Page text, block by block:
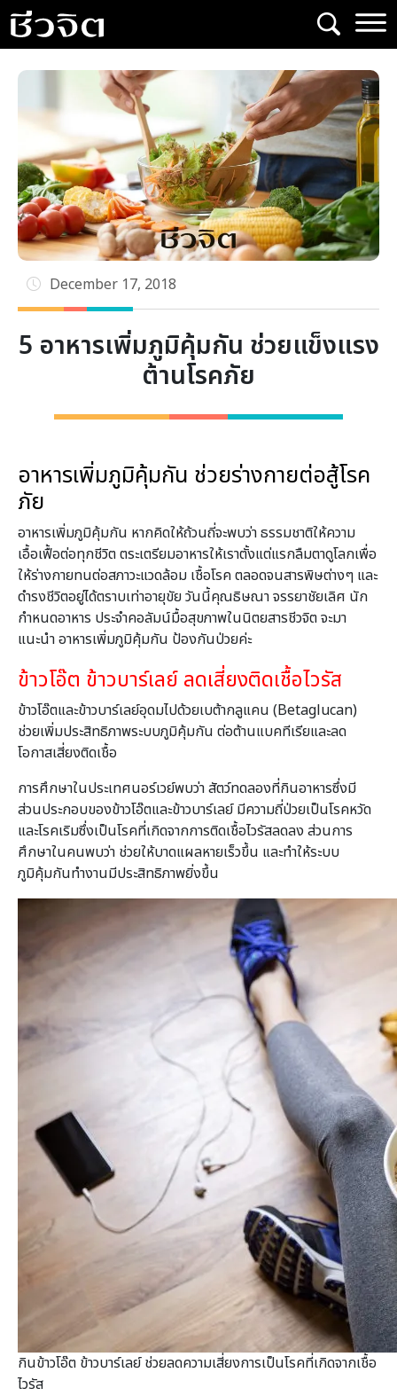
Skip
to
content
December 17, 2018
5 อาหารเพิ่มภูมิคุ้มกัน ช่วยแข็งแรง
ต้านโรคภัย
อาหารเพิ่มภูมิคุ้มกัน ช่วยร่างกายต่อสู้โรค
ภัย
อาหารเพิ่มภูมิคุ้มกัน หากคิดให้ถ้วนถี่จะพบว่า ธรรมชาติให้ความ
เอื้อเฟื้อต่อทุกชีวิต ตระเตรียมอาหารให้เราตั้งแต่แรกลืมตาดูโลกเพื่อ
ให้ร่างกายทนต่อสภาวะแวดล้อม เชื้อโรค ตลอดจนสารพิษต่างๆ และ
ดำรงชีวิตอยู่ได้ตราบเท่าอายุขัย วันนี้คุณธิษณา จรรยาชัยเลิศ นัก
กำหนดอาหาร ประจำคอลัมน์มื้อสุขภาพในนิตยสารชีวจิต จะมา
แนะนำ อาหารเพิ่มภูมิคุ้มกัน ป้องกันป่วยค่ะ
ข้าวโอ๊ต ข้าวบาร์เลย์ ลดเสี่ยงติดเชื้อไวรัส
ข้าวโอ๊ตและข้าวบาร์เลย์อุดมไปด้วยเบต้ากลูแคน (Betaglucan)
ช่วยเพิ่มประสิทธิภาพระบบภูมิคุ้มกัน ต่อต้านแบคทีเรียและลด
โอกาสเสี่ยงติดเชื้อ
การศึกษาในประเทศนอร์เวย์พบว่า สัตว์ทดลองที่กินอาหารซึ่งมี
ส่วนประกอบของข้าวโอ๊ตและข้าวบาร์เลย์ มีความถี่ป่วยเป็นโรคหวัด
และโรคเริมซึ่งเป็นโรคที่เกิดจากการติดเชื้อไวรัสลดลง ส่วนการ
ศึกษาในคนพบว่า ช่วยให้บาดแผลหายเร็วขึ้น และทำให้ระบบ
ภูมิคุ้มกันทำงานมีประสิทธิภาพยิ่งขึ้น
กินข้าวโอ๊ต ข้าวบาร์เลย์ ช่วยลดความเสี่ยงการเป็นโรคที่เกิดจากเชื้อ
ไวรัส